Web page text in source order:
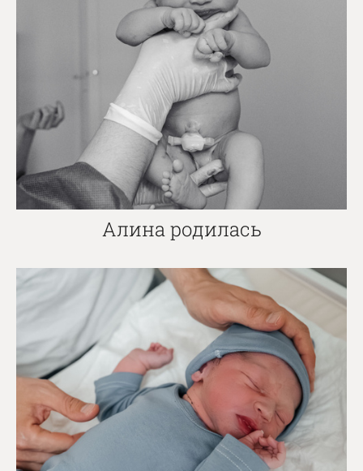
Алина родилась